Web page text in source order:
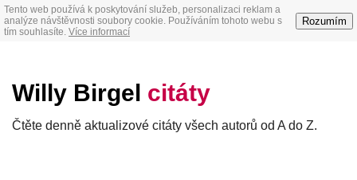
Tento web používá k poskytování služeb, personalizaci reklam a
analýze návštěvnosti soubory cookie. Používáním tohoto webu s
tím souhlasíte. Více informací
Rozumím
Willy Birgel citáty
Čtěte denně aktualizové citáty všech autorů od A do Z.